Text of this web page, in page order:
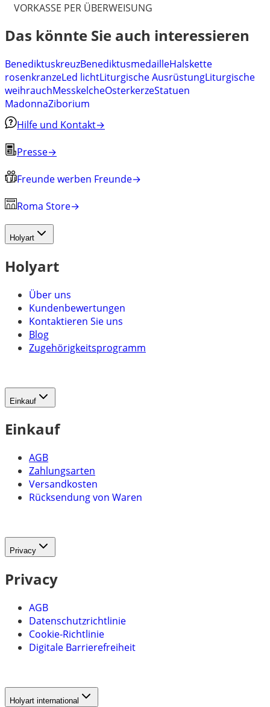
VORKASSE PER ÜBERWEISUNG
Das könnte Sie auch interessieren
BenediktuskreuzBenediktusmedailleHalskette
rosenkranzeLed lichtLiturgische AusrüstungLiturgische
weihrauchMesskelcheOsterkerzeStatuen
MadonnaZiborium
Hilfe und Kontakt→
Presse→
Freunde werben Freunde→
Roma Store→
Holyart
Holyart
Über uns
Kundenbewertungen
Kontaktieren Sie uns
Blog
Zugehörigkeitsprogramm
Einkauf
Einkauf
AGB
Zahlungsarten
Versandkosten
Rücksendung von Waren
Privacy
Privacy
AGB
Datenschutzrichtlinie
Cookie-Richtlinie
Digitale Barrierefreiheit
Holyart international